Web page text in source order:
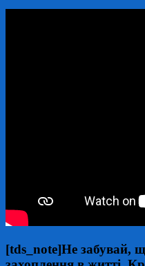
[tds_note]Не забувай,